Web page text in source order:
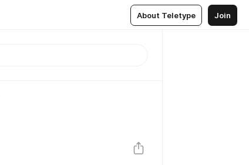
About Teletype Join